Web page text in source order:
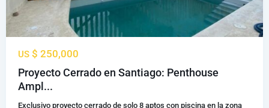
US $ 250,000
Proyecto Cerrado en Santiago: Penthouse
Ampl...
Exclusivo proyecto cerrado de solo 8 aptos con piscina en la zona